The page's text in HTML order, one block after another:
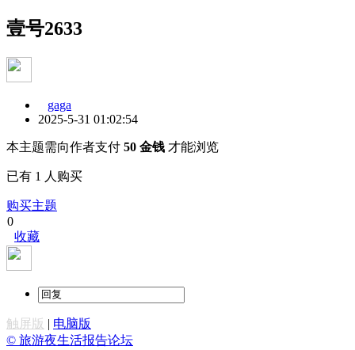
壹号2633
gaga
2025-5-31 01:02:54
本主题需向作者支付 50 金钱 才能浏览
已有 1 人购买
购买主题
0
收藏
触屏版 | 电脑版
© 旅游夜生活报告论坛